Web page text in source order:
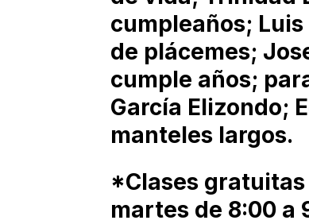
cumpleaños;
de plácemes;
cumple años;
García Elizondo;
manteles largos.
*Clases gratuitas
martes de 8:00 a